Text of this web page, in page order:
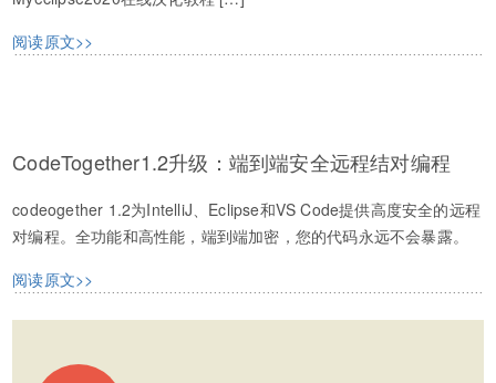
阅读原文>>
CodeTogether1.2升级：端到端安全远程结对编程
codeogether 1.2为IntelliJ、Eclipse和VS Code提供高度安全的远程
对编程。全功能和高性能，端到端加密，您的代码永远不会暴露。
阅读原文>>